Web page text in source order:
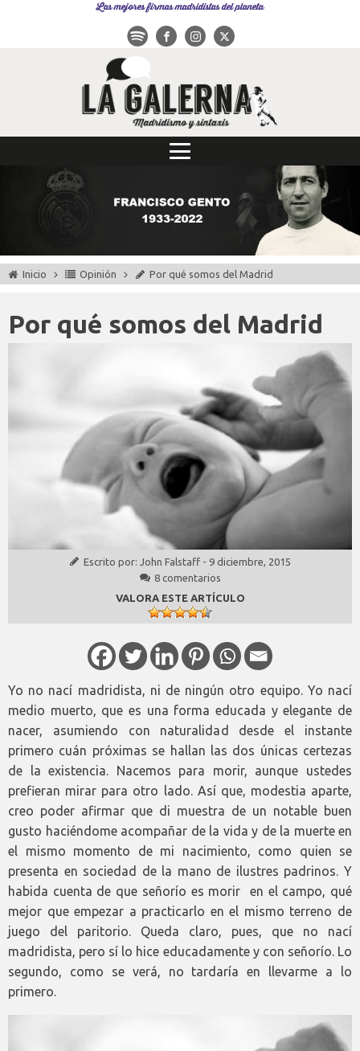
Las mejores firmas madridistas del planeta
Inicio Opinión Por qué somos del Madrid
Por qué somos del Madrid
Escrito por: John Falstaff - 9 diciembre, 2015
8 comentarios
VALORA ESTE ARTÍCULO
Yo no nací madridista, ni de ningún otro equipo. Yo nací
medio muerto, que es una forma educada y elegante de
nacer, asumiendo con naturalidad desde el instante
primero cuán próximas se hallan las dos únicas certezas
de la existencia. Nacemos para morir, aunque ustedes
prefieran mirar para otro lado. Así que, modestia aparte,
creo poder afirmar que di muestra de un notable buen
gusto haciéndome acompañar de la vida y de la muerte en
el mismo momento de mi nacimiento, como quien se
presenta en sociedad de la mano de ilustres padrinos. Y
habida cuenta de que señorío es morir en el campo, qué
mejor que empezar a practicarlo en el mismo terreno de
juego del paritorio. Queda claro, pues, que no nací
madridista, pero sí lo hice educadamente y con señorío. Lo
segundo, como se verá, no tardaría en llevarme a lo
primero.